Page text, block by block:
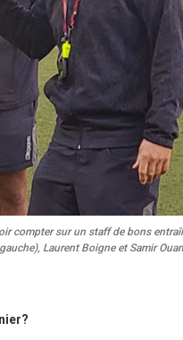
compter sur un staff de bons
Laurent Boigne et Samir